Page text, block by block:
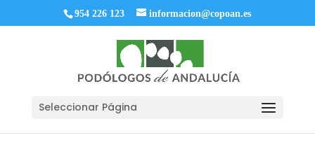
954 226 123 informacion@copoan.es
Seleccionar Página